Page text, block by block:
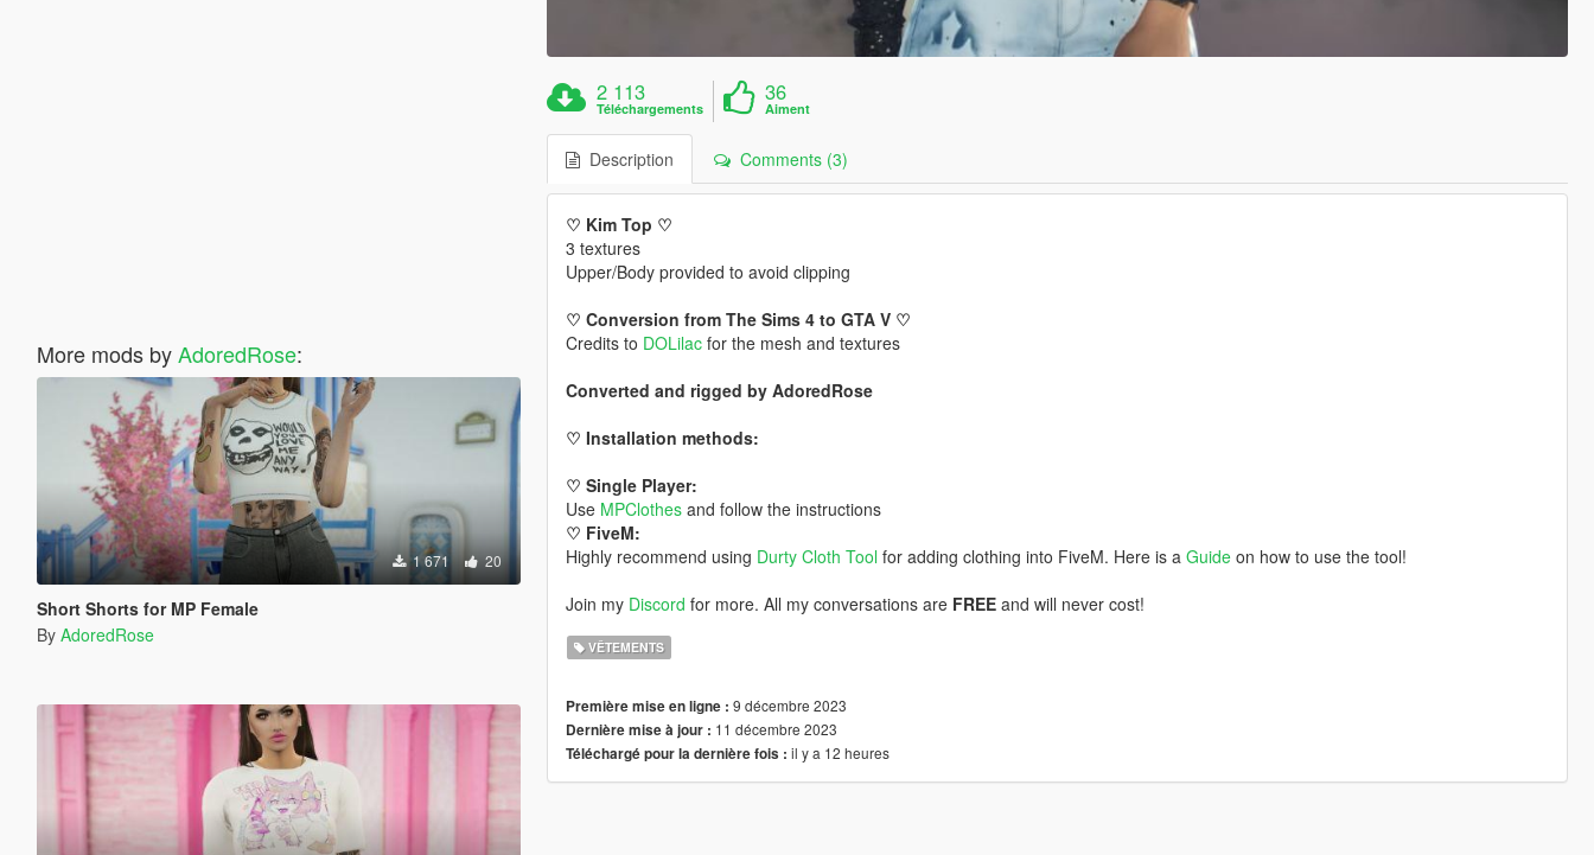
More mods byAdoredRose:
1 671 20
Short Shorts for MP Female
By AdoredRose
2 113
Téléchargements
36
Aiment
Description Comments (3)
♡ Kim Top ♡
3 textures
Upper/Body provided to avoid clipping
♡ Conversion from The Sims 4 to GTA V ♡
Credits to DOLilacfor the mesh and textures
Converted and rigged by AdoredRose
♡ Installation methods:
♡ Single Player:
Use MPClothesand follow the instructions
♡ FiveM:
Highly recommend using Durty Cloth Toolfor adding clothing into FiveM. Here is a Guideon how to use the tool!
Join my Discord for more. All my conversations are FREEand will never cost!
VÊTEMENTS
Première mise en ligne : 9 décembre 2023
Dernière mise à jour : 11 décembre 2023
Téléchargé pour la dernière fois : il y a 12 heures